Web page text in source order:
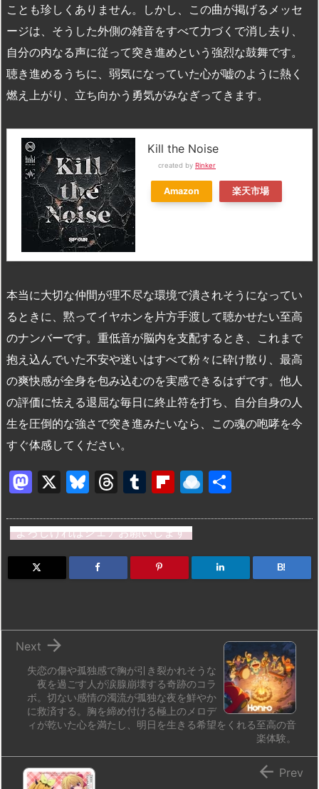
ことも珍しくありません。しかし、この曲が掲げるメッセ
ージは、そうした外側の雑音をすべて力づくで消し去り、
自分の内なる声に従って突き進めという強烈な鼓舞です。
聴き進めるうちに、弱気になっていた心が嘘のように熱く
燃え上がり、立ち向かう勇気がみなぎってきます。
Kill the Noise
created by Rinker
Amazon 楽天市場
本当に大切な仲間が理不尽な環境で潰されそうになってい
るときに、黙ってイヤホンを片方手渡して聴かせたい至高
のナンバーです。重低音が脳内を支配するとき、これまで
抱え込んでいた不安や迷いはすべて粉々に砕け散り、最高
の爽快感が全身を包み込むのを実感できるはずです。他人
の評価に怯える退屈な毎日に終止符を打ち、自分自身の人
生を圧倒的な強さで突き進みたいなら、この魂の咆哮を今
すぐ体感してください。
M
st
o
d
X
Bl
e
s
k
T
e
a
d
T
m
bl
r
Fl
b
o
ar
R
n
dr
o
よろしければシェアお願いします
B!
失恋の傷や孤独感で胸が引き裂かれそうな
夜を過ごす人が涙腺崩壊する奇跡のコラ
ボ。切ない感情の濁流が孤独な夜を鮮やか
に救済する。胸を締め付ける極上のメロデ
ィが乾いた心を満たし、明日を生きる希望をくれる至高の音
楽体験。

Next
 Prev